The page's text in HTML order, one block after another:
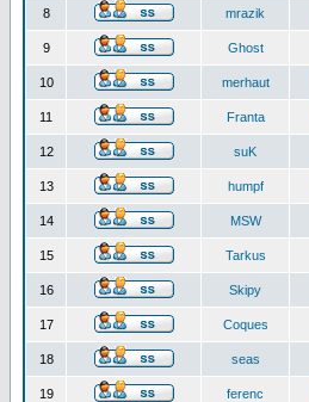
8 mrazik
9 Ghost
10 merhaut
11 Franta
12 suK
13 humpf
14 MSW
15 Tarkus
16 Skipy
17 Coques
18 seas
19 ferenc